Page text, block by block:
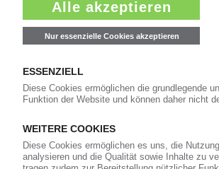
Marquardt: Björn
stellvertretender
stellvertretenden